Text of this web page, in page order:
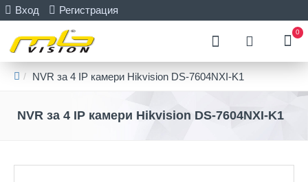
Вход Регистрация
0
NVR за 4 IP камери Hikvision DS-7604NXI-K1
NVR за 4 IP камери Hikvision DS-7604NXI-K1